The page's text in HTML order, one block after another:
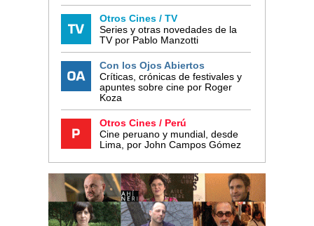
Otros Cines / TV
Series y otras novedades de la
TV por Pablo Manzotti
Con los Ojos Abiertos
Críticas, crónicas de festivales y
apuntes sobre cine por Roger
Koza
Otros Cines / Perú
Cine peruano y mundial, desde
Lima, por John Campos Gómez